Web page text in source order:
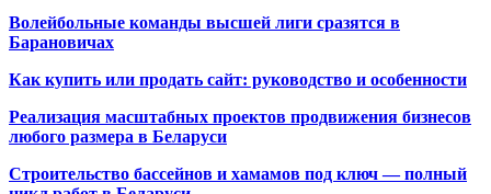
Волейбольные команды высшей лиги сразятся в
Барановичах
Как купить или продать сайт: руководство и особенности
Реализация масштабных проектов продвижения бизнесов
любого размера в Беларуси
Строительство бассейнов и хамамов под ключ — полный